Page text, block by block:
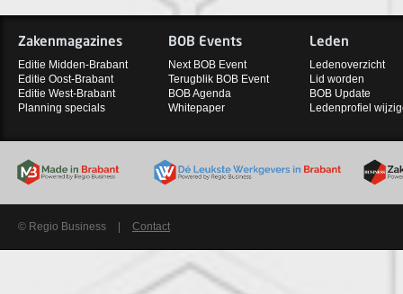
Zakenmagazines
Editie Midden-Brabant
Editie Oost-Brabant
Editie West-Brabant
Planning specials
BOB Events
Next BOB Event
Terugblik BOB Event
BOB Agenda
Whitepaper
Leden
Ledenoverzicht
Lid worden
BOB Update
Ledenprofiel
© Regio Business Contact